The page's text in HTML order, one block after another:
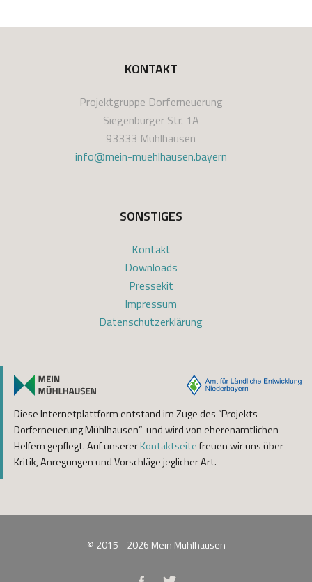
KONTAKT
Projektgruppe Dorferneuerung
Siegenburger Str. 1A
93333 Mühlhausen
info@mein-muehlhausen.bayern
SONSTIGES
Kontakt
Downloads
Pressekit
Impressum
Datenschutzerklärung
Diese Internetplattform entstand im Zuge des “Projekts
Dorferneuerung Mühlhausen” und wird von eherenamtlichen
Helfern gepflegt. Auf unsererKontaktseitefreuen wir uns über
Kritik, Anregungen und Vorschläge jeglicher Art.
© 2015 - 2026 Mein Mühlhausen